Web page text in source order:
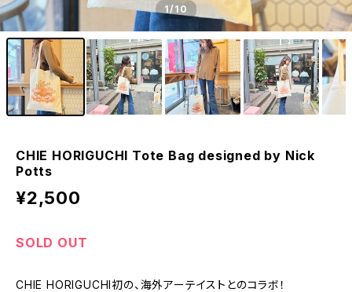
1/10
CHIE HORIGUCHI Tote Bag designed by Nick
Potts
¥2,500
SOLD OUT
CHIE HORIGUCHI初の、海外アーテイストとのコラボ！